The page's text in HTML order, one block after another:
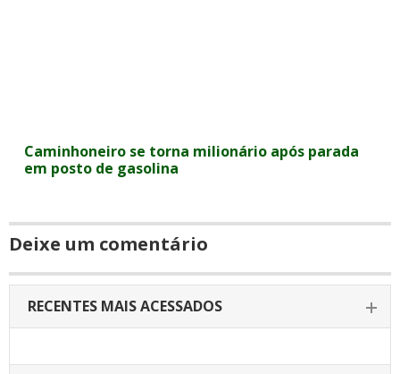
Caminhoneiro se torna milionário após parada
em posto de gasolina
Deixe um comentário
RECENTES MAIS ACESSADOS